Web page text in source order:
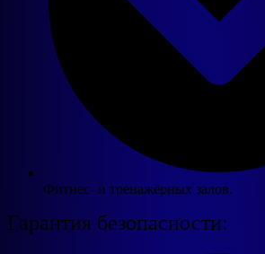
Фитнес- и тренажёрных залов.
Гарантия безопасности: